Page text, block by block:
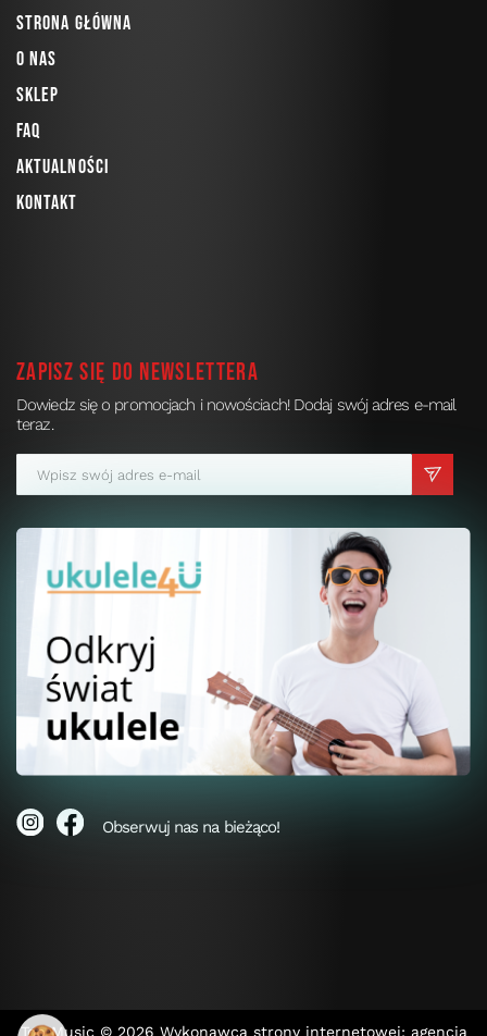
Strona główna
O nas
Sklep
FAQ
Aktualności
Kontakt
Zapisz się do newslettera
Dowiedz się o promocjach i nowościach! Dodaj swój adres e-mail
teraz.
Obserwuj nas na bieżąco!
Top Music © 2026 Wykonawca strony internetowej: agencja